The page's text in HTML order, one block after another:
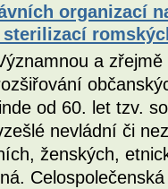
organizací
a
od 60. let tzv.
nevládní či
ženských,